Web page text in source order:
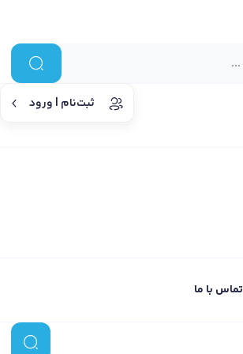
ثبت‌نام | ورود
تماس با ما